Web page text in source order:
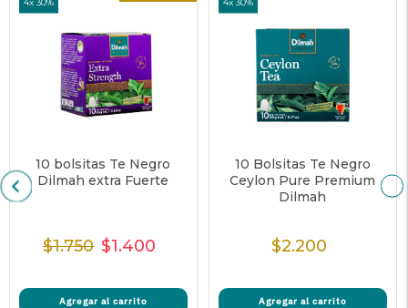
10 bolsitas Te Negro
Dilmah extra Fuerte
Precio
$1.750 Precio
venta
$1.400
Agregar al carrito
10 Bolsitas Te Negro
Ceylon Pure Premium
Dilmah
Precio
$2.200
Agregar al carrito